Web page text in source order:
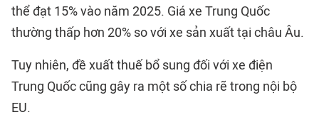
thể đạt 15% vào năm 2025. Giá xe Trung Quốc
thường thấp hơn 20% so với xe sản xuất tại châu Âu.
Tuy nhiên, đề xuất thuế bổ sung đối với xe điện
Trung Quốc cũng gây ra một số chia rẽ trong nội bộ
EU.